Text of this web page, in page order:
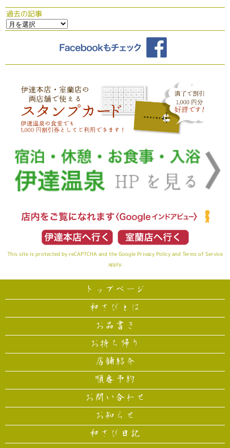
過去の記事
This site is protected by reCAPTCHA and the Google Privacy Policy and Terms of Service
apply.
トップページ
和さびとは
お品書き
お持ち帰り
店舗紹介
順番予約
お問い合わせ
お知らせ
和さび日記